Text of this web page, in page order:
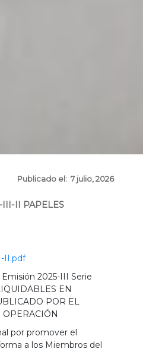
Publicado el: 7 julio, 2026
III-II PAPELES
II.pdf
2025-III Serie
EN
POR EL
OPERACIÓN
por promover el
a los Miembros del